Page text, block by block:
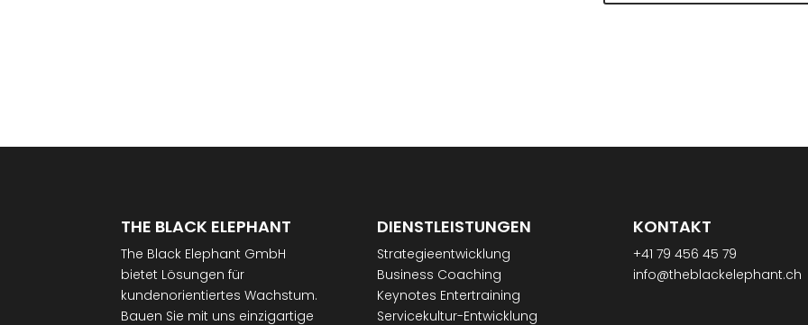
THE BLACK ELEPHANT
The Black Elephant GmbH
bietet Lösungen für
kundenorientiertes Wachstum.
Bauen Sie mit uns einzigartige
DIENSTLEISTUNGEN
Strategieentwicklung
Business Coaching
Keynotes Entertraining
Servicekultur-Entwicklung
KONTAKT
+41 79 456 45 79
info@theblackelephant.ch